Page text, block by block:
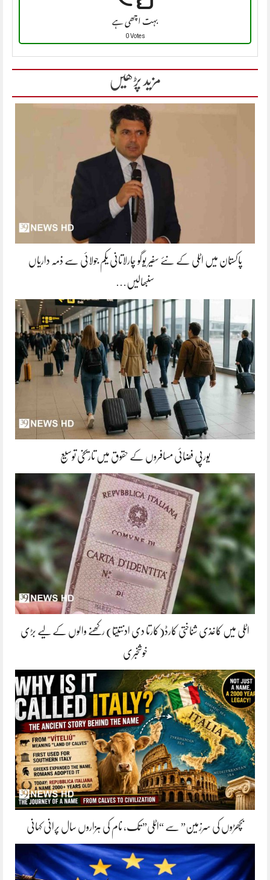
بہت اچھی ہے
0 Votes
مزید پڑھیں
پاکستان میں اٹلی کے نئے سفیر یوگو چارلاتانی یکم جولائی سے ذمہ داریاں
سنبھالیں…
یورپی فضائی مسافروں کے حقوق میں تاریخی توسیع
اٹلی میں کاغذی شناختی کارڈ(کارتا دی ادنتیتا) رکھنے والوں کے لیے بڑی
خوشخبری
بچھڑوں کی سرزمین” سے “اٹلی” تک، نام کی ہزاروں سال پرانی کہانی